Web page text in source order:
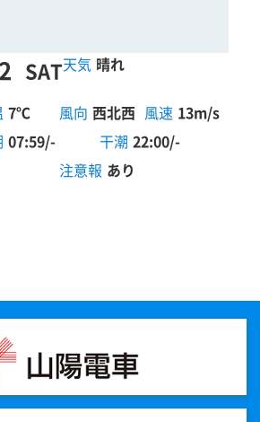
SAT 晴れ
7℃ 風向 西北西 風速 13m/s
07:59/- 干潮 22:00/-
注意報 あり